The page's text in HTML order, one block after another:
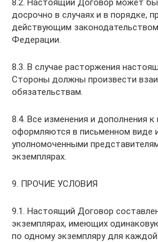
досрочно в случаях и в порядке,
действующим
Федерации.
8.3. В случае расторжения
Стороны должны произвести
обязательствам.
8.4. Все изменения и дополнения
оформляются в письменном виде
уполномоченными
экземплярах.
9. ПРОЧИЕ УСЛОВИЯ
9.1. Настоящий Договор
экземплярах, имеющих
по одному экземпляру для